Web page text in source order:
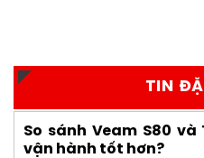
TIN
So sánh Veam S80 và
vận hành tốt hơn?